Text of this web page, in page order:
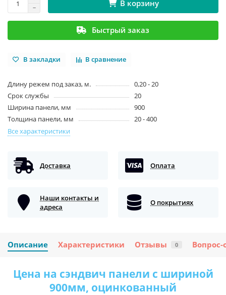
В корзину
Быстрый заказ
В закладки В сравнение
Длину режем под заказ, м.
0,20 - 20
Срок службы
20
Ширина панели, мм
900
Толщина панели, мм
20 - 400
Все характеристики
Доставка Оплата
Наши контакты и
адреса
О покрытиях
Описание Характеристики Отзывы 0 Вопрос-
Цена на сэндвич панели с шириной
900мм, оцинкованный